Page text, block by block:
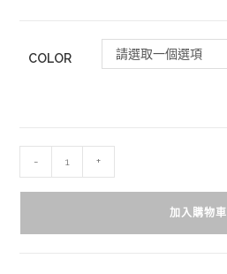
COLOR 請選取一個選項
- +
加入購物車